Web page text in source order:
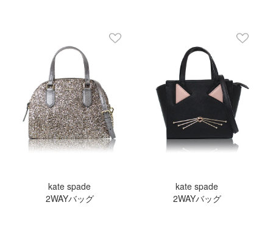
kate spade
2WAYバッグ
kate spade
2WAYバッグ